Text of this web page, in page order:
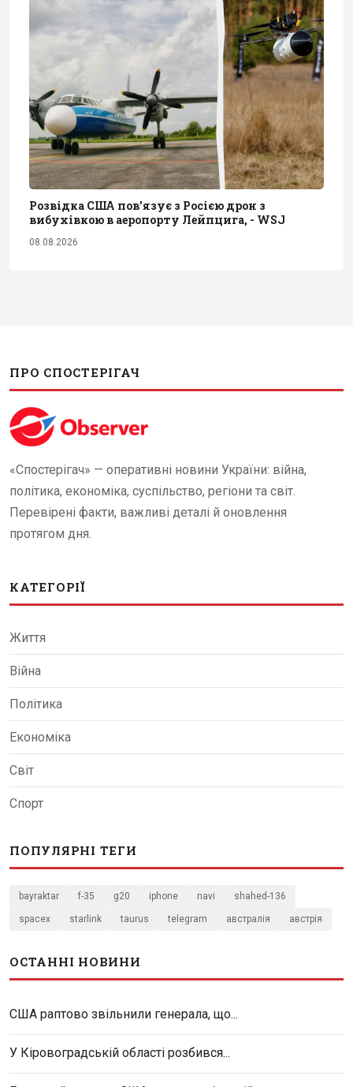
Розвідка США пов’язує з Росією дрон з
вибухівкою в аеропорту Лейпцига, - WSJ
08.08.2026
ПРО СПОСТЕРІГАЧ
«Спостерігач» — оперативні новини України: війна,
політика, економіка, суспільство, регіони та світ.
Перевірені факти, важливі деталі й оновлення
протягом дня.
КАТЕГОРІЇ
Життя
Війна
Політика
Економіка
Світ
Спорт
ПОПУЛЯРНІ ТЕГИ
bayraktar f-35 g20 iphone navi shahed-136
spacex starlink taurus telegram австралія австрія
ОСТАННІ НОВИНИ
США раптово звільнили генерала, що...
У Кіровоградській області розбився...